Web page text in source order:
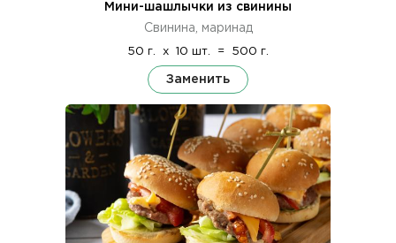
Мини-шашлычки из свинины
Свинина, маринад
50 г. x 10 шт. = 500 г.
Заменить